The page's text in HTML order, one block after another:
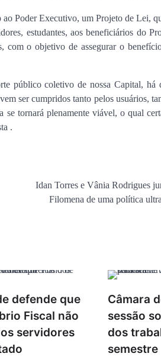
ao Poder Executivo, um Projeto de Lei,
estudantes, aos beneficiários do
com o objetivo de assegurar o
público coletivo de nossa Capital, há
ser cumpridos tanto pelos usuários,
tornará plenamente viável, o qual
.
Idan Torres e Vânia Rodrigues
Filomena de uma política
defende que
Fiscal não
servidores
Câmara
sessão
dos
semestre